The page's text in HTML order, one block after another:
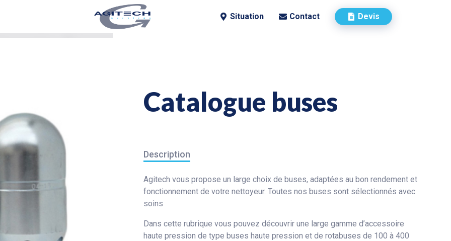
Situation Contact Devis
Catalogue buses
Description
Agitech vous propose un large choix de buses, adaptées au bon rendement et
fonctionnement de votre nettoyeur. Toutes nos buses sont sélectionnés avec
soins
Dans cette rubrique vous pouvez découvrir une large gamme d’accessoire
haute pression de type buses haute pression et de rotabuses de 100 à 400